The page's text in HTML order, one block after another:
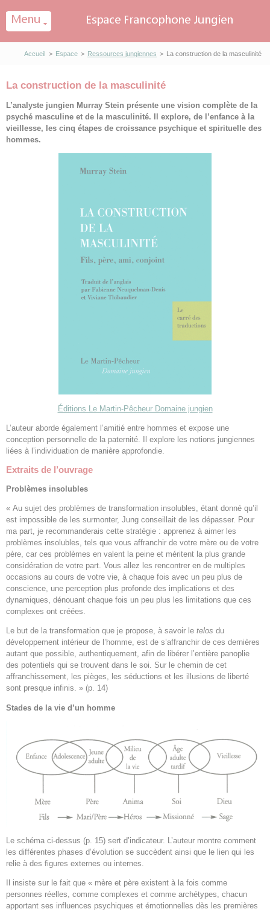
Accueil > Espace > Ressources jungiennes > La construction de la masculinité
La construction de la masculinité
L’analyste jungien Murray Stein présente une vision complète de la
psyché masculine et de la masculinité. Il explore, de l’enfance à la
vieillesse, les cinq étapes de croissance psychique et spirituelle des
hommes.
Éditions Le Martin-Pêcheur Domaine jungien
L’auteur aborde également l’amitié entre hommes et expose une
conception personnelle de la paternité. Il explore les notions jungiennes
liées à l’individuation de manière approfondie.
Extraits de l’ouvrage
Problèmes insolubles
« Au sujet des problèmes de transformation insolubles, étant donné qu’il
est impossible de les surmonter, Jung conseillait de les dépasser. Pour
ma part, je recommanderais cette stratégie : apprenez à aimer les
problèmes insolubles, tels que vous affranchir de votre mère ou de votre
père, car ces problèmes en valent la peine et méritent la plus grande
considération de votre part. Vous allez les rencontrer en de multiples
occasions au cours de votre vie, à chaque fois avec un peu plus de
conscience, une perception plus profonde des implications et des
dynamiques, dénouant chaque fois un peu plus les limitations que ces
complexes ont créées.
Le but de la transformation que je propose, à savoir le telos du
développement intérieur de l’homme, est de s’affranchir de ces dernières
autant que possible, authentiquement, afin de libérer l’entière panoplie
des potentiels qui se trouvent dans le soi. Sur le chemin de cet
affranchissement, les pièges, les séductions et les illusions de liberté
sont presque infinis. » (p. 14)
Stades de la vie d’un homme
Le schéma ci-dessus (p. 15) sert d’indicateur. L’auteur montre comment
les différentes phases d’évolution se succèdent ainsi que le lien qui les
relie à des figures externes ou internes.
Il insiste sur le fait que « mère et père existent à la fois comme
personnes réelles, comme complexes et comme archétypes, chacun
apportant ses influences psychiques et émotionnelles dès les premières